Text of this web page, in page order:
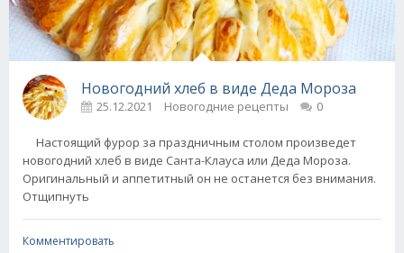
Новогодний хлеб в виде Деда Мороза
25.12.2021 Новогодние рецепты 0
Настоящий фурор за праздничным столом произведет
новогодний хлеб в виде Санта-Клауса или Деда Мороза.
Оригинальный и аппетитный он не останется без внимания.
Отщипнуть
Комментировать